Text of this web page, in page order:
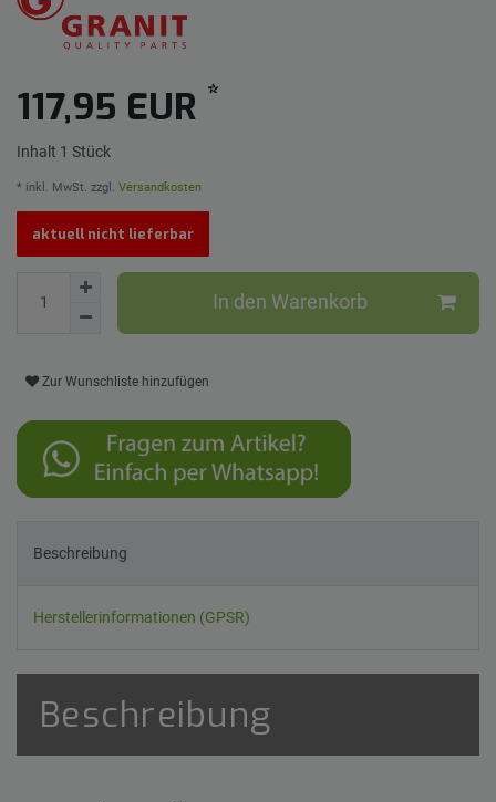
117,95 EUR *
Inhalt 1 Stück
* inkl. MwSt. zzgl. Versandkosten
aktuell nicht lieferbar
In den Warenkorb
Zur Wunschliste hinzufügen
Beschreibung
Herstellerinformationen (GPSR)
Beschreibung